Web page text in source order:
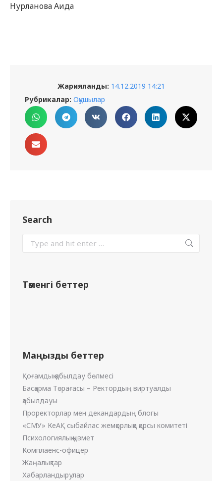
Нурланова Аида
Жарияланды: 14.12.2019 14:21
Рубрикалар: Оқушылар
Search
Төменгі беттер
Маңызды беттер
Қоғамдық қабылдау бөлмесі
Басқарма Төрағасы – Ректордың виртуалды
қабылдауы
Проректорлар мен декандардың блогы
«СМУ» КеАҚ сыбайлас жемқорлыққа қарсы комитеті
Психологиялық қызмет
Комплаенс-офицер
Жаңалықтар
Хабарландырулар